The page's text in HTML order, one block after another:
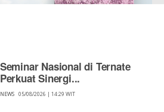
Seminar Nasional di Ternate
Perkuat Sinergi...
NEWS 05/08/2026 | 14:29 WIT